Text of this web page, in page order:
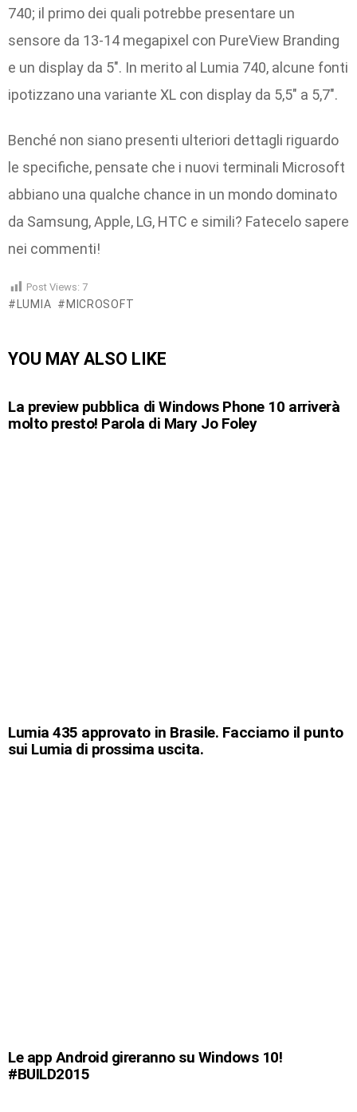
740; il primo dei quali potrebbe presentare un
sensore da 13-14 megapixel con PureView Branding
e un display da 5″. In merito al Lumia 740, alcune fonti
ipotizzano una variante XL con display da 5,5″ a 5,7″.
Benché non siano presenti ulteriori dettagli riguardo
le specifiche, pensate che i nuovi terminali Microsoft
abbiano una qualche chance in un mondo dominato
da Samsung, Apple, LG, HTC e simili? Fatecelo sapere
nei commenti!
Post Views: 7
LUMIA MICROSOFT
YOU MAY ALSO LIKE
La preview pubblica di Windows Phone 10 arriverà
molto presto! Parola di Mary Jo Foley
Lumia 435 approvato in Brasile. Facciamo il punto
sui Lumia di prossima uscita.
Le app Android gireranno su Windows 10!
#BUILD2015